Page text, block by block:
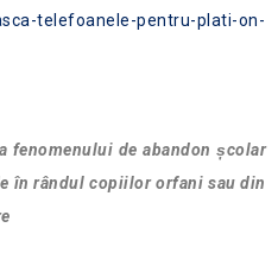
telefoanele-pentru-plati-on-
fenomenului de abandon școlar
în rândul copiilor orfani sau din